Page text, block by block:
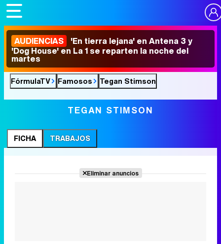
AUDIENCIAS 'En tierra lejana' en Antena 3 y
'Dog House' en La 1 se reparten la noche del
martes
FórmulaTV Famosos Tegan Stimson
TEGAN STIMSON
FICHA TRABAJOS
Eliminar anuncios